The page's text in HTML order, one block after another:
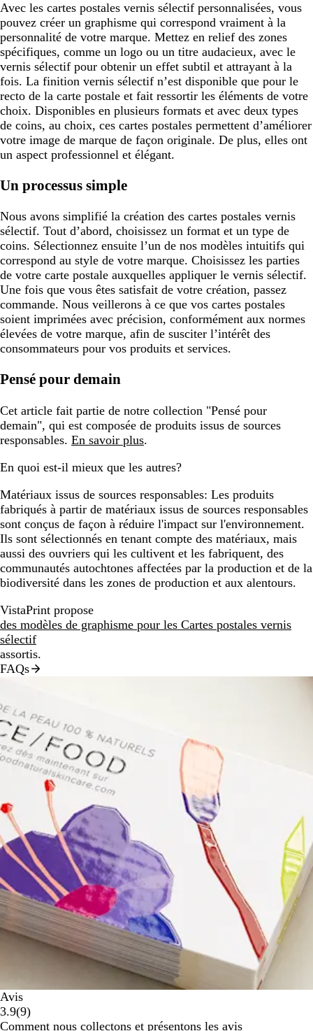
Avec les cartes postales vernis sélectif personnalisées, vous
pouvez créer un graphisme qui correspond vraiment à la
personnalité de votre marque. Mettez en relief des zones
spécifiques, comme un logo ou un titre audacieux, avec le
vernis sélectif pour obtenir un effet subtil et attrayant à la
fois. La finition vernis sélectif n’est disponible que pour le
recto de la carte postale et fait ressortir les éléments de votre
choix. Disponibles en plusieurs formats et avec deux types
de coins, au choix, ces cartes postales permettent d’améliorer
votre image de marque de façon originale. De plus, elles ont
un aspect professionnel et élégant.
Un processus simple
Nous avons simplifié la création des cartes postales vernis
sélectif. Tout d’abord, choisissez un format et un type de
coins. Sélectionnez ensuite l’un de nos modèles intuitifs qui
correspond au style de votre marque. Choisissez les parties
de votre carte postale auxquelles appliquer le vernis sélectif.
Une fois que vous êtes satisfait de votre création, passez
commande. Nous veillerons à ce que vos cartes postales
soient imprimées avec précision, conformément aux normes
élevées de votre marque, afin de susciter l’intérêt des
consommateurs pour vos produits et services.
Pensé pour demain
Cet article fait partie de notre collection "Pensé pour
demain", qui est composée de produits issus de sources
responsables. En savoir plus.
En quoi est-il mieux que les autres?
Matériaux issus de sources responsables: Les produits
fabriqués à partir de matériaux issus de sources responsables
sont conçus de façon à réduire l'impact sur l'environnement.
Ils sont sélectionnés en tenant compte des matériaux, mais
aussi des ouvriers qui les cultivent et les fabriquent, des
communautés autochtones affectées par la production et de la
biodiversité dans les zones de production et aux alentours.
VistaPrint propose
des modèles de graphisme pour les Cartes postales vernis
sélectif
assortis.
FAQs
Avis
3.9(99
avis
)
Comment nous collectons et présentons les avis